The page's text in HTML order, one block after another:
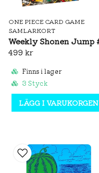
ONE PIECE CARD GAME
SAMLARKORT
499 kr
Finns i lager
3 Styck
LÄGG I VARUKORGEN